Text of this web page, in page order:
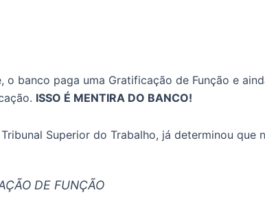
o banco paga uma Gratificação de Função e
ISSO É MENTIRA DO BANCO!
Superior do Trabalho, já determinou que
DE FUNÇÃO